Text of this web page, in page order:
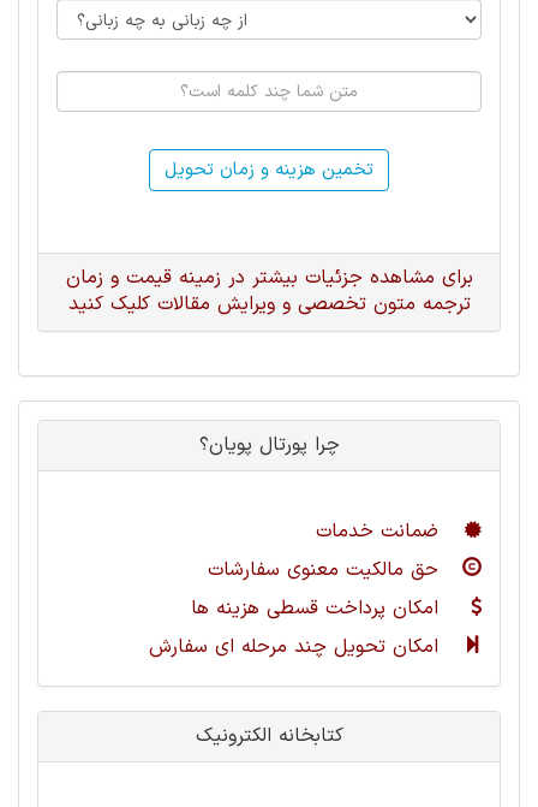
تخمین هزینه و زمان تحویل
برای مشاهده جزئیات بیشتر در زمینه قیمت و زمان
ترجمه متون تخصصی و ویرایش مقالات کلیک کنید
چرا پورتال پویان؟
ضمانت خدمات
حق مالکیت معنوی سفارشات
امکان پرداخت قسطی هزینه ها
امکان تحویل چند مرحله ای سفارش
کتابخانه الکترونیک